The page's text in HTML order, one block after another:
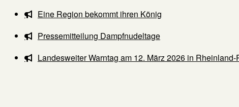
Eine Region bekommt ihren König
Pressemitteilung Dampfnudeltage
Landesweiter Warntag am 12. März 2026 in Rheinland-